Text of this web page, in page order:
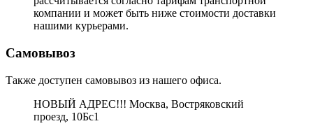
компании и может быть ниже стоимости доставки
нашими курьерами.
Самовывоз
Также доступен самовывоз из нашего офиса.
НОВЫЙ АДРЕС!!! Москва, Востряковский
проезд, 10Бс1